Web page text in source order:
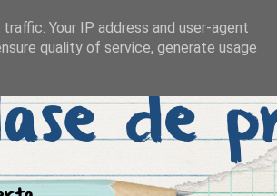
Your IP address and user-agent
quality of service, generate usage